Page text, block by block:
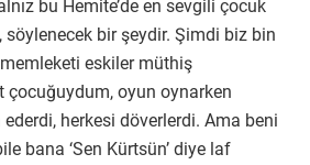
bu Hemite’de en sevgili çocuk
söylenecek bir şeydir. Şimdi biz bin
eskiler müthiş
çocuğuydum, oyun oynarken
ederdi, herkesi döverlerdi. Ama beni
bana ‘Sen Kürtsün’ diye laf